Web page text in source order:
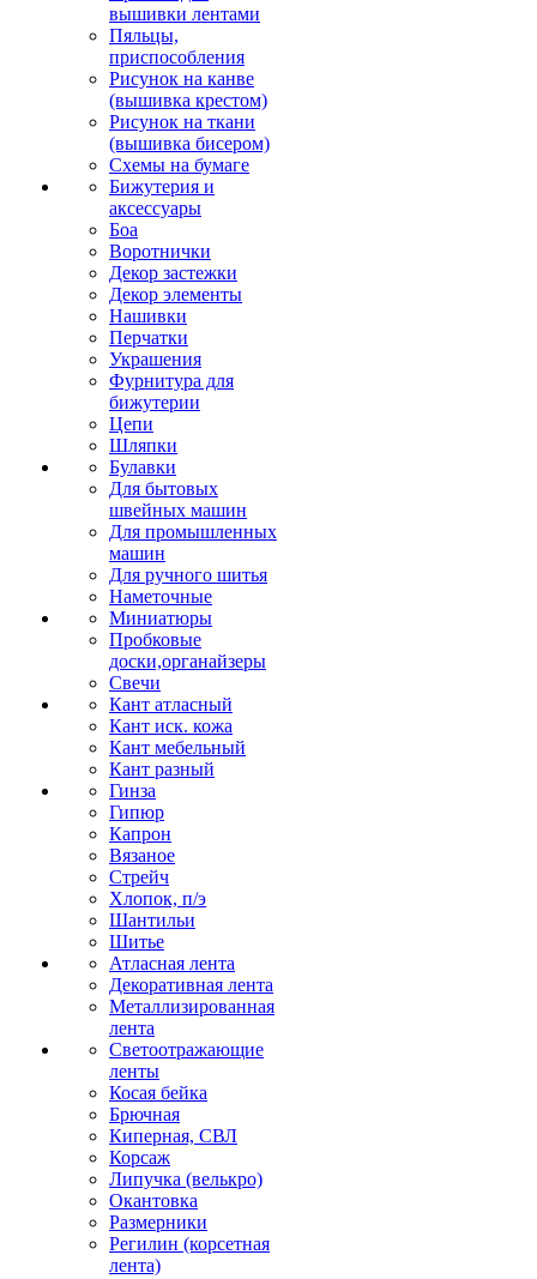
вышивки лентами
Пяльцы,
приспособления
Рисунок на канве
(вышивка крестом)
Рисунок на ткани
(вышивка бисером)
Схемы на бумаге
Бижутерия и
аксессуары
Боа
Воротнички
Декор застежки
Декор элементы
Нашивки
Перчатки
Украшения
Фурнитура для
бижутерии
Цепи
Шляпки
Булавки
Для бытовых
швейных машин
Для промышленных
машин
Для ручного шитья
Наметочные
Миниатюры
Пробковые
доски,органайзеры
Свечи
Кант атласный
Кант иск. кожа
Кант мебельный
Кант разный
Гинза
Гипюр
Капрон
Вязаное
Стрейч
Хлопок, п/э
Шантильи
Шитье
Атласная лента
Декоративная лента
Металлизированная
лента
Светоотражающие
ленты
Косая бейка
Брючная
Киперная, СВЛ
Корсаж
Липучка (велькро)
Окантовка
Размерники
Регилин (корсетная
лента)